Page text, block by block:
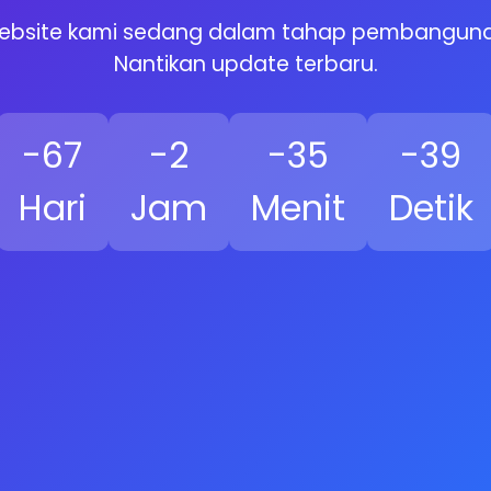
kami sedang dalam tahap
Nantikan update terbaru.
-67
Hari
-2
Jam
-35
Menit
-40
Detik